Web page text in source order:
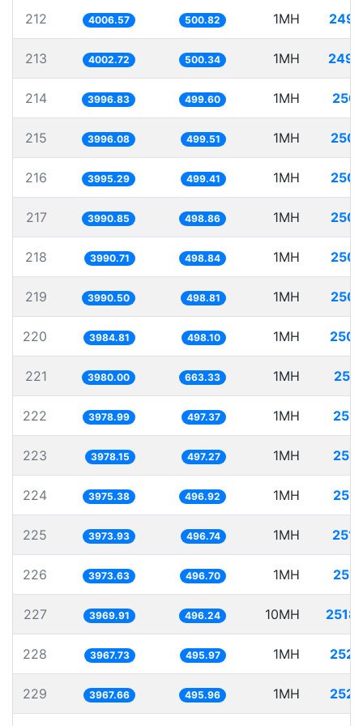
212 4006.57 500.82 1MH
213 4002.72 500.34 1MH
214 3996.83 499.60 1MH
215 3996.08 499.51 1MH
216 3995.29 499.41 1MH
217 3990.85 498.86 1MH
218 3990.71 498.84 1MH
219 3990.50 498.81 1MH
220 3984.81 498.10 1MH
221 3980.00 663.33 1MH
222 3978.99 497.37 1MH
223 3978.15 497.27 1MH
224 3975.38 496.92 1MH
225 3973.93 496.74 1MH
226 3973.63 496.70 1MH
227 3969.91 496.24 10MH
228 3967.73 495.97 1MH
229 3967.66 495.96 1MH